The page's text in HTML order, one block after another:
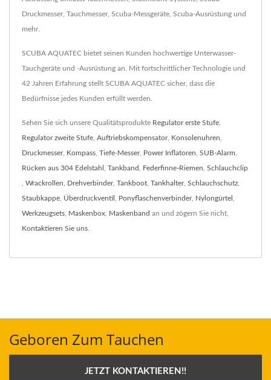
Druckmesser, Tauchmesser, Scuba-Messgeräte, Scuba-Ausrüstung und
mehr.
SCUBA AQUATEC bietet seinen Kunden hochwertige Unterwasser-
Tauchgeräte und -Ausrüstung an. Mit fortschrittlicher Technologie und
42 Jahren Erfahrung stellt SCUBA AQUATEC sicher, dass die
Bedürfnisse jedes Kunden erfüllt werden.
Sehen Sie sich unsere Qualitätsprodukte Regulator erste Stufe
Regulator zweite Stufe Auftriebskompensator, Konsolenuhren
Druckmesser, Kompass Tiefe-Messer, Power Inflatoren SUB-Alarm
Rücken aus 304 Edelstahl Tankband Federfinne-Riemen Schlauchclip
Wrackrollen Drehverbinder, Tankboot Tankhalter, Schlauchschutz
Staubkappe Überdruckventil Ponyflaschenverbinder, Nylongürtel
Werkzeugsets Maskenbox Maskenband an und zögern Sie nicht,
Kontaktieren Sie uns
Geboren Zum Tauchen
JETZT KONTAKTIEREN!!